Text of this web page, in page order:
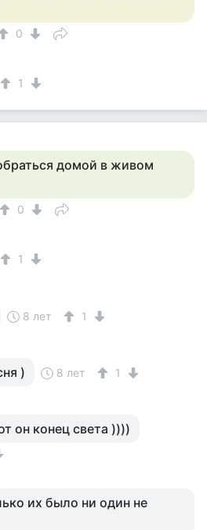
0
1
домой в живом
0
1
8 лет 1
) 8 лет 1
он конец света ))))
их было ни один не